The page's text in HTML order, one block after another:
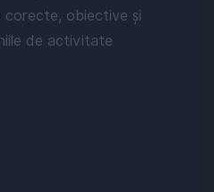
corecte, obiective și
de activitate